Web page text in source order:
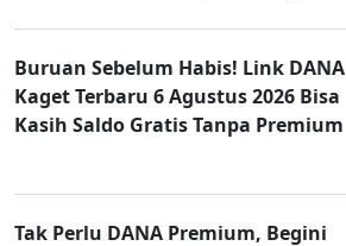
Buruan Sebelum Habis! Link DANA
Kaget Terbaru 6 Agustus 2026 Bisa
Kasih Saldo Gratis Tanpa Premium
Tak Perlu DANA Premium, Begini